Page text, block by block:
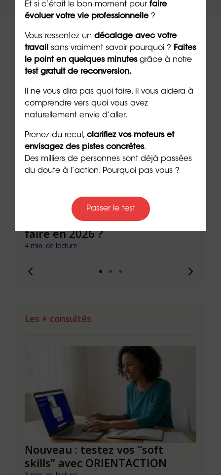
À lire sur le même thème
Mon employeur refuse la
rupture conventionnelle : que
faire en 2026 ?
4 min. de lecture
Les + consultés
Nouveau : testez vos “soft
skills” avec ORIENTACTION
Et si c’était le bon moment pour faire
évoluer votre vie professionnelle?
Vous ressentez un décalage avec votre
travail sans vraiment savoir pourquoi ? Faites
le point en quelques minutesgrâce à notre
test gratuit de reconversion.
Il ne vous dira pas quoi faire. Il vous aidera à
comprendre vers quoi vous avez
naturellement envie d’aller.
Prenez du recul, clarifiez vos moteurs et
envisagez des pistes concrètes.
Des milliers de personnes sont déjà passées
du doute à l’action. Pourquoi pas vous ?
Passer le test